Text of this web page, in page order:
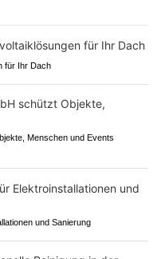
für Ihr Dach
Menschen und Events
und Sanierung